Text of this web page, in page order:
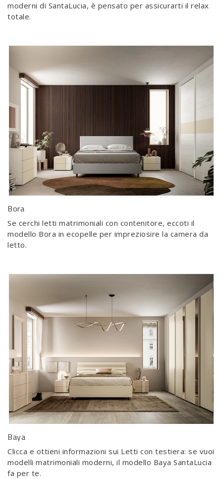
moderni di SantaLucia, è pensato per assicurarti il relax
totale.
Bora
Se cerchi letti matrimoniali con contenitore, eccoti il
modello Bora in ecopelle per impreziosire la camera da
letto.
Baya
Clicca e ottieni informazioni sui Letti con testiera: se vuoi
modelli matrimoniali moderni, il modello Baya SantaLucia
fa per te.